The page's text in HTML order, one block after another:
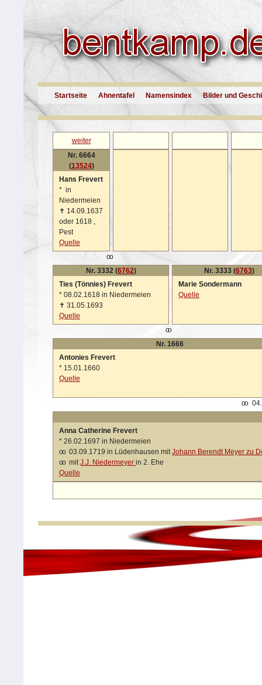
Startseite Ahnentafel Namensindex Bilder und
weiter
Nr. 6664
(13524)
Hans Frevert
* in
Niedermeien
✝ 14.09.1637
oder 1618 ,
Pest
Quelle
oo
Nr. 3332 (6762)
Ties (Tönnies) Frevert
* 08.02.1618 in Niedermeien
✝ 31.05.1693
Quelle
Nr. 3333 (6763)
Marie Sondermann
Quelle
oo
Nr. 1666
Antonies Frevert
* 15.01.1660
Quelle
oo
Anna Catherine Frevert
* 26.02.1697 in Niedermeien
oo 03.09.1719 in Lüdenhausen mitJohann Berendt Meyer zu
oo mitJ.J. Niedermeyerin 2. Ehe
Quelle